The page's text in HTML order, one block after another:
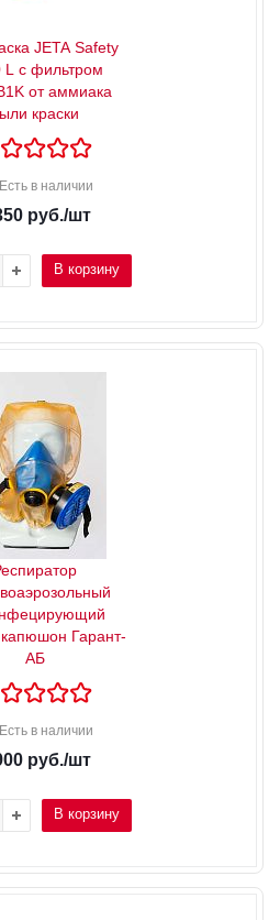
JETA Safety
L с фильтром
от аммиака
краски
Есть в наличии
руб./шт
В корзину
Гарант-
АБ
Есть в наличии
руб./шт
В корзину